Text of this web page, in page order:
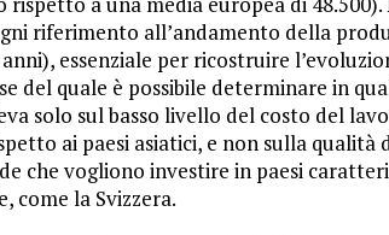
riferimento all’andamento della
essenziale per ricostruire
del quale è possibile determinare in
solo sul basso livello del costo del
ai paesi asiatici, e non sulla
che vogliono investire in paesi
come la Svizzera.